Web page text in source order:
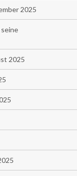
2025
2025